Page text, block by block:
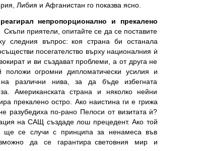
Либия и Афганистан го показва ясно.
непропорционално и прекалено
Скъпи приятели, опитайте се да се поставите
следния въпрос: коя страна би останала
посегателство върху националния ѝ
и ви създават проблеми, а от друга не
огромни дипломатически усилия и
на различни нива, за да бъде избегната
Американската страна и няколко нейни
прекалено остро. Ако наистина ги е грижа
разубедиха по-рано Пелоси от визитата ѝ?
на САЩ създаде лош прецедент. Ако той
ще се случи с принципа за ненамеса във
да се гарантира световния мир и